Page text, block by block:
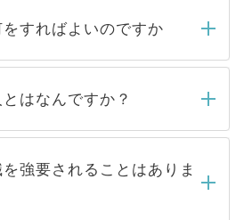
すればよいのですか
ましたら、弊社担当者がご
認し、その後メールもしくは
営業日以内にはご連絡をせて
ので、しばらくお待ちくださ
はなんですか？
で取り扱っている求人の
Webサイトからご覧いただ
開求人」です。非公開求人は
よって、一般には公開してい
強要されることはありま